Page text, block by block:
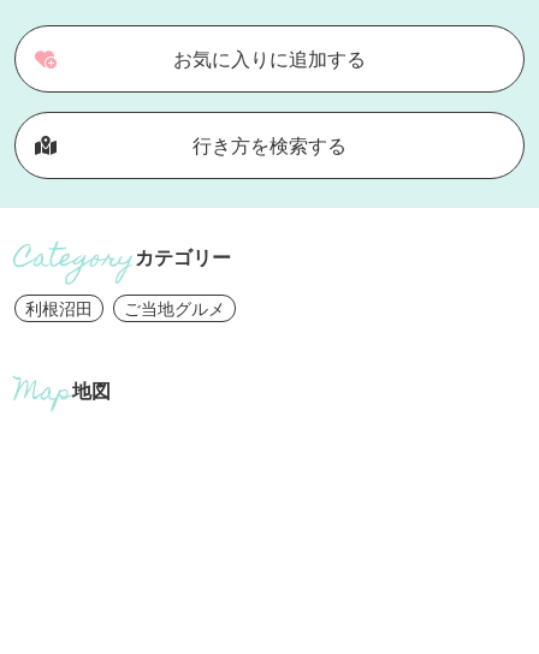
お気に入りに追加する
行き方を検索する
カテゴリー
利根沼田 ご当地グルメ
地図